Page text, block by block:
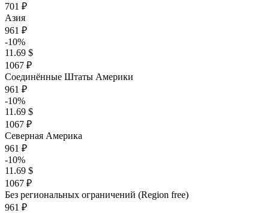
701 ₽
Азия
961 ₽
-10%
11.69 $
1067 ₽
Соединённые Штаты Америки
961 ₽
-10%
11.69 $
1067 ₽
Северная Америка
961 ₽
-10%
11.69 $
1067 ₽
Без региональных ограничений (Region free)
961 ₽